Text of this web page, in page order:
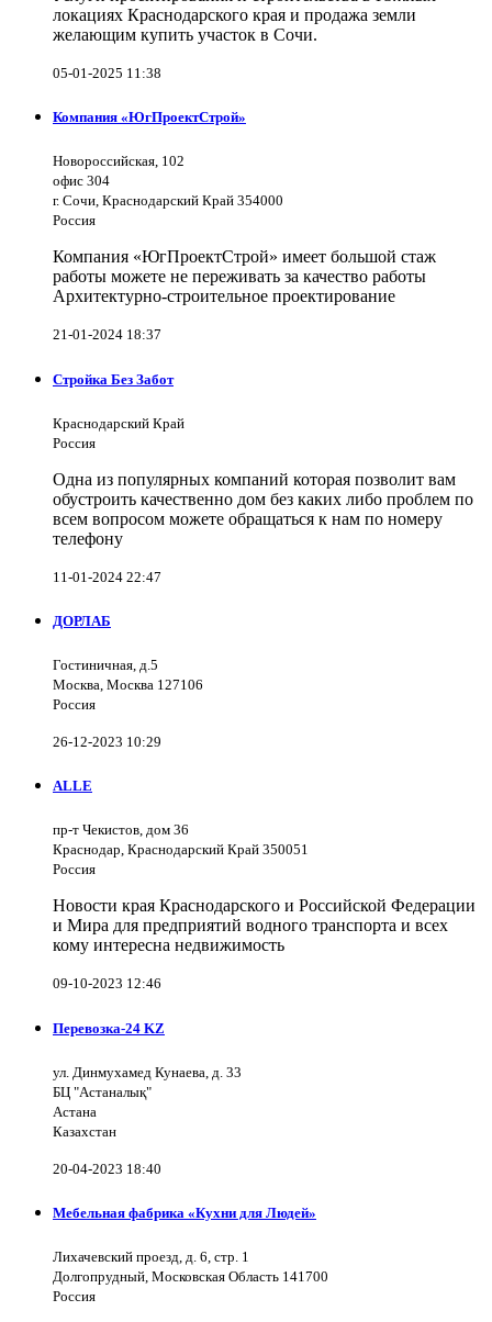
локациях Краснодарского края и продажа земли
желающим купить участок в Сочи.
05-01-2025 11:38
Компания «ЮгПроектСтрой»
Новороссийская, 102
офис 304
г. Сочи, Краснодарский Край 354000
Россия
Компания «ЮгПроектСтрой» имеет большой стаж
работы можете не переживать за качество работы
Архитектурно-строительное проектирование
21-01-2024 18:37
Стройка Без Забот
Краснодарский Край
Россия
Одна из популярных компаний которая позволит вам
обустроить качественно дом без каких либо проблем по
всем вопросом можете обращаться к нам по номеру
телефону
11-01-2024 22:47
ДОРЛАБ
Гостиничная, д.5
Москва, Москва 127106
Россия
26-12-2023 10:29
ALLE
пр-т Чекистов, дом 36
Краснодар, Краснодарский Край 350051
Россия
Новости края Краснодарского и Российской Федерации
и Мира для предприятий водного транспорта и всех
кому интересна недвижимость
09-10-2023 12:46
Перевозка-24 KZ
ул. Динмухамед Кунаева, д. 33
БЦ "Астаналық"
Астана
Казахстан
20-04-2023 18:40
Мебельная фабрика «Кухни для Людей»
Лихачевский проезд, д. 6, стр. 1
Долгопрудный, Московская Область 141700
Россия